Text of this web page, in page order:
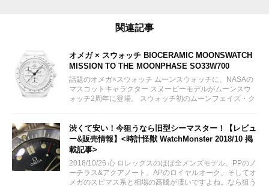
関連記事
オメガ × スウォッチ BIOCERAMIC MOONSWATCH
MISSION TO THE MOONPHASE SO33W700
話題のオメガ×スウォッチ ムーンスウォッチに、NASAの
マスコットキャラクター スヌーピーモデルがムーンスウ
ォッチ2周年に登場。 スウォッチ初のムーンフェイズ・ク
ではありません。...
渋くて安い！今狙うなら旧型シーマスター！【レビュ
ー&販売情報】<時計怪獣 WatchMonster 2018/10 掲
載記事>
2018/10/26 心 ロレックスのほぼ全メンズモデル、PPのノ
ーチラス&アクアノート、APのロイヤルオーク、そしてオ
メガのスピマス系と相場の高騰が凄いですよね。なら狙う